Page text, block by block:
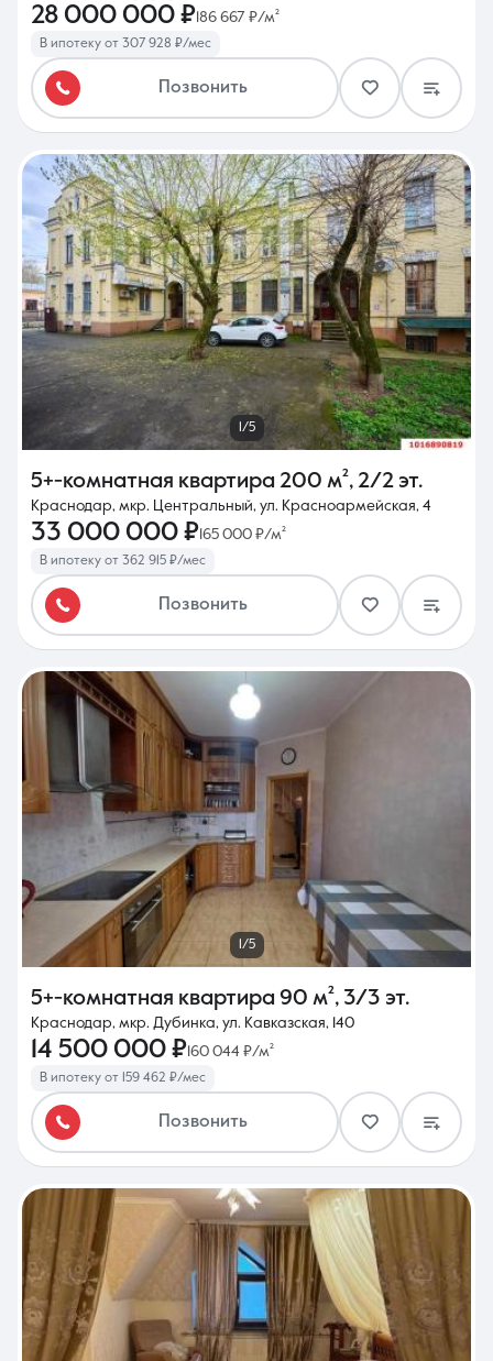
28 000 000 ₽186 667 ₽/м²
В ипотеку от 307 928 ₽/мес
Позвонить
1/5
5+-комнатная квартира 200 м², 2/2 эт.
Краснодар, мкр. Центральный, ул. Красноармейская, 4
33 000 000 ₽ 165 000 ₽/м²
В ипотеку от 362 915 ₽/мес
Позвонить
1/5
5+-комнатная квартира 90 м², 3/3 эт.
Краснодар, мкр. Дубинка, ул. Кавказская, 140
14 500 000 ₽ 160 044 ₽/м²
В ипотеку от 159 462 ₽/мес
Позвонить